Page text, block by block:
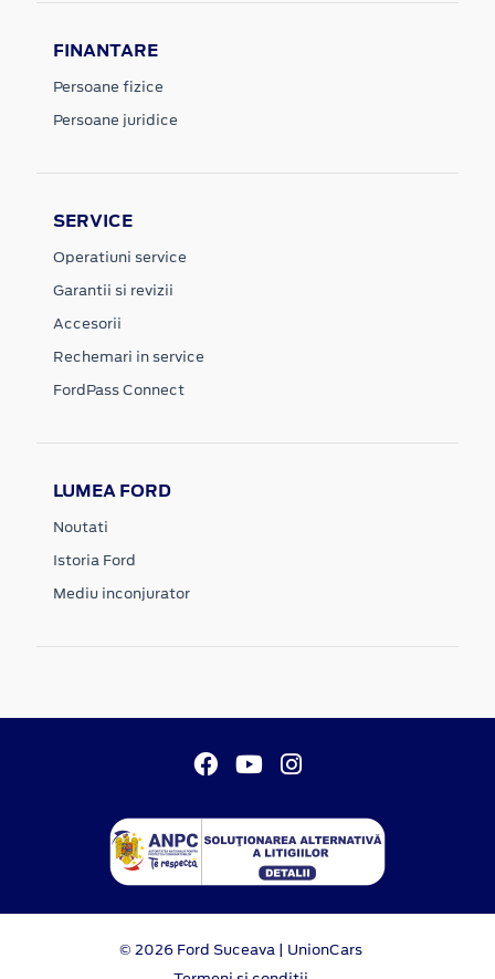
FINANTARE
Persoane fizice
Persoane juridice
SERVICE
Operatiuni service
Garantii si revizii
Accesorii
Rechemari in service
FordPass Connect
LUMEA FORD
Noutati
Istoria Ford
Mediu inconjurator
© 2026 Ford Suceava | UnionCars